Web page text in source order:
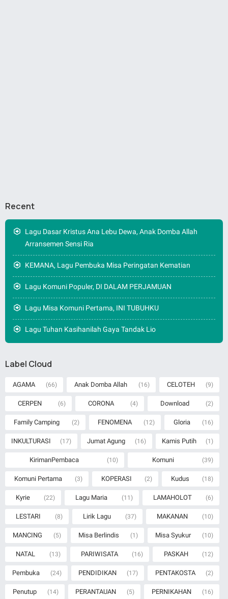
Recent
Lagu Dasar Kristus Ana Lebu Dewa, Anak Domba Allah
Arransemen Sensi Ria
KEMANA, Lagu Pembuka Misa Peringatan Kematian
Lagu Komuni Populer, DI DALAM PERJAMUAN
Lagu Misa Komuni Pertama, INI TUBUHKU
Lagu Tuhan Kasihanilah Gaya Tandak Lio
Label Cloud
AGAMA (66) Anak Domba Allah (16) CELOTEH (9)
CERPEN (6) CORONA (4) Download (2)
Family Camping (2) FENOMENA (12) Gloria (16)
INKULTURASI (17) Jumat Agung (16) Kamis Putih (1)
KirimanPembaca (10) Komuni (39)
Komuni Pertama (3) KOPERASI (2) Kudus (18)
Kyrie (22) Lagu Maria (11) LAMAHOLOT (6)
LESTARI (8) Lirik Lagu (37) MAKANAN (10)
MANCING (5) Misa Berlindis (1) Misa Syukur (10)
NATAL (13) PARIWISATA (16) PASKAH (12)
Pembuka (24) PENDIDIKAN (17) PENTAKOSTA (2)
Penutup (14) PERANTAUAN (5) PERNIKAHAN (16)